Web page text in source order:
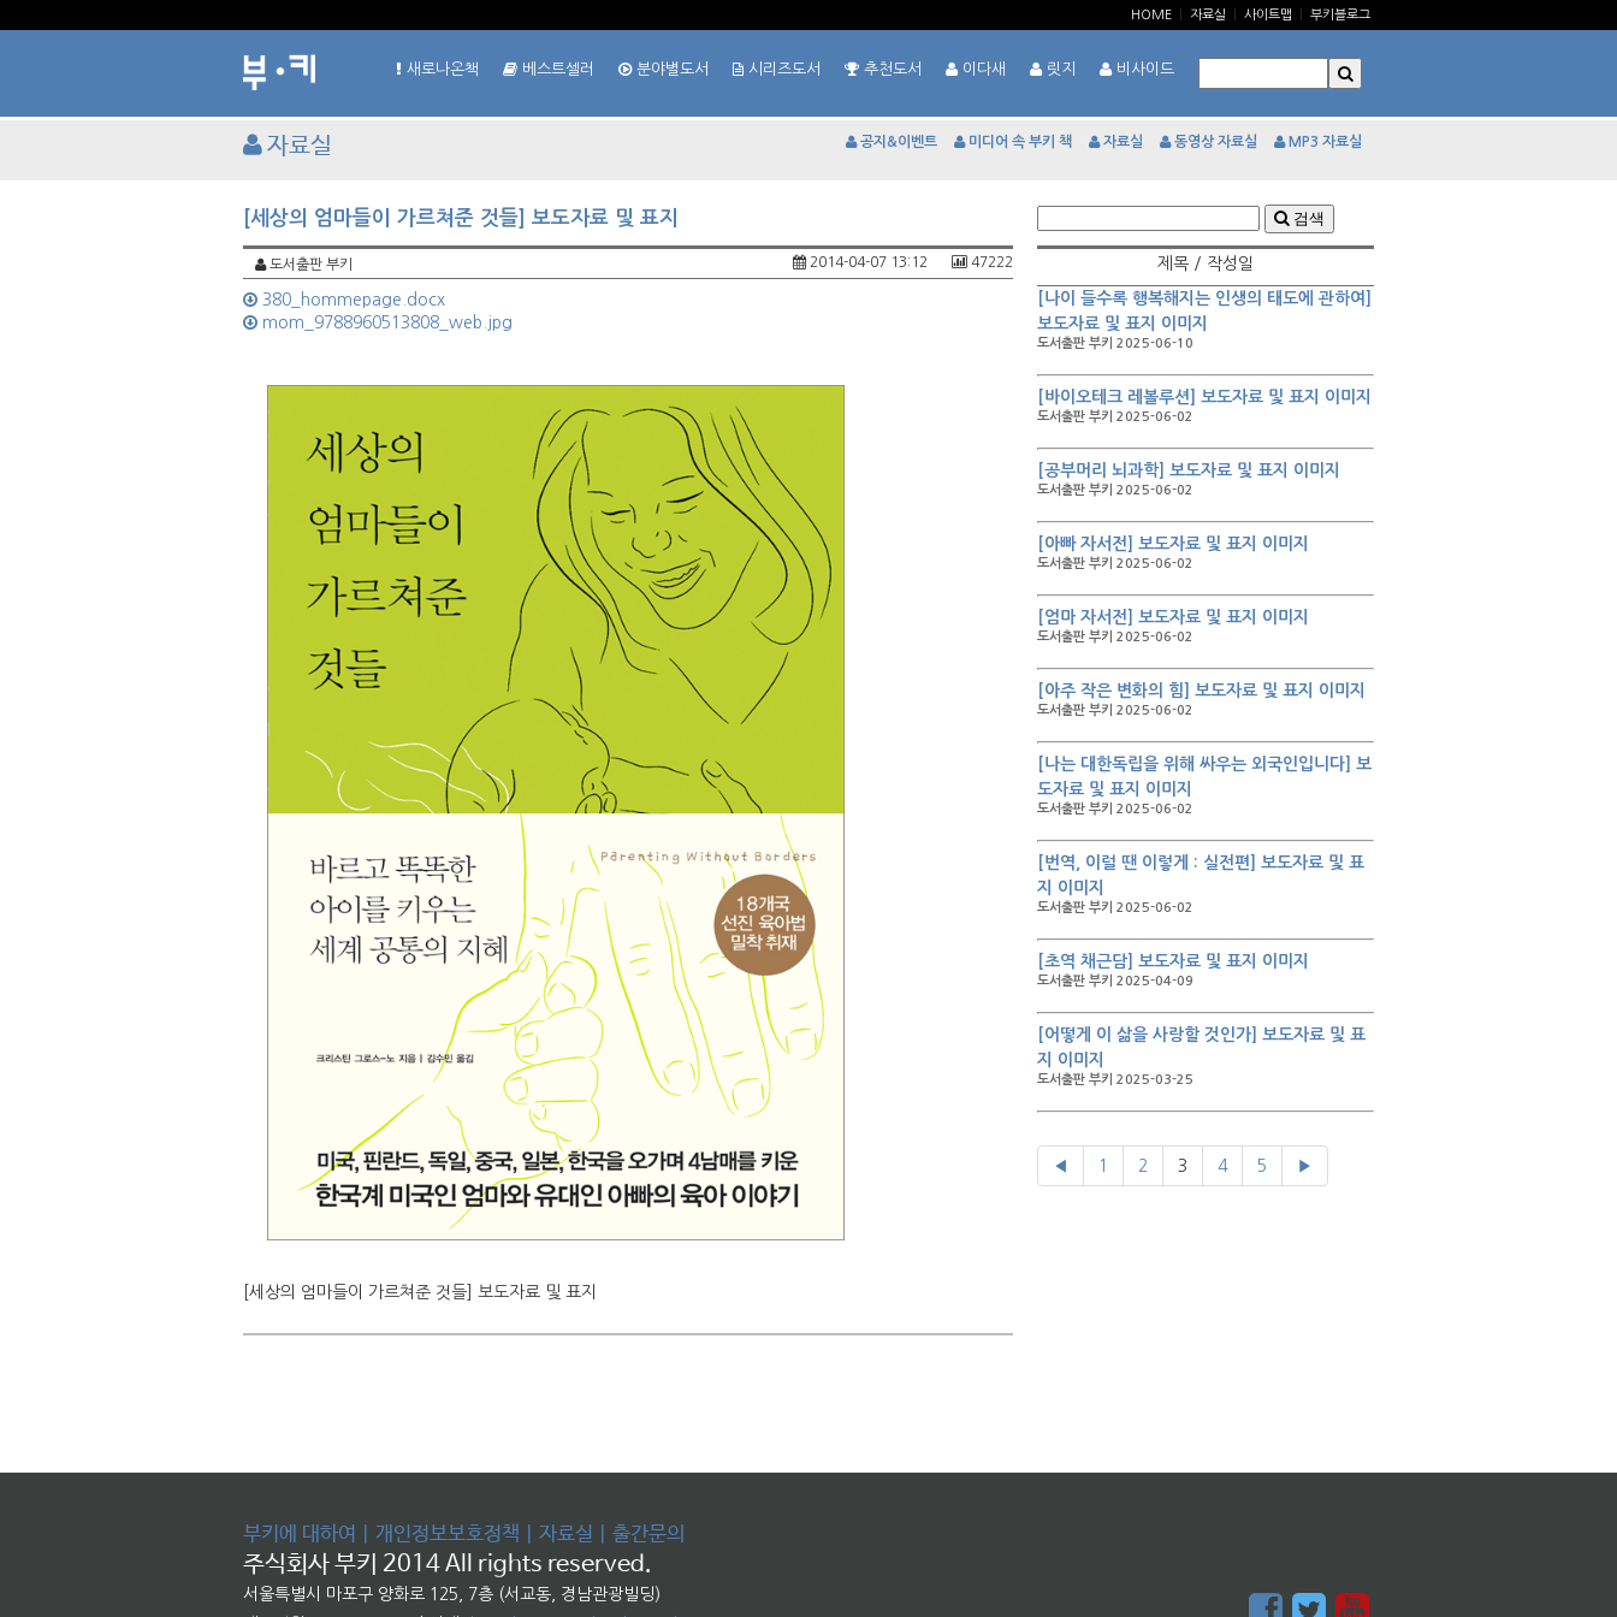
HOME 자료실 사이트맵 부키블로그
새로나온책 베스트셀러 분야별도서 시리즈도서 추천도서 이다새 릿지 비사이드
자료실 공지&이벤트 미디어 속 부키 책 자료실 동영상 자료실 MP3 자료실
[세상의 엄마들이 가르쳐준 것들] 보도자료 및 표지
도서출판 부키 47222
2014-04-07 13:12
380_hommepage.docx
mom_9788960513808_web.jpg
[세상의 엄마들이 가르쳐준 것들] 보도자료 및 표지
검색
제목 / 작성일
[나이 들수록 행복해지는 인생의 태도에 관하여]
보도자료 및 표지 이미지
도서출판 부키 2025-06-10
[바이오테크 레볼루션] 보도자료 및 표지 이미지
도서출판 부키 2025-06-02
[공부머리 뇌과학] 보도자료 및 표지 이미지
도서출판 부키 2025-06-02
[아빠 자서전] 보도자료 및 표지 이미지
도서출판 부키 2025-06-02
[엄마 자서전] 보도자료 및 표지 이미지
도서출판 부키 2025-06-02
[아주 작은 변화의 힘] 보도자료 및 표지 이미지
도서출판 부키 2025-06-02
[나는 대한독립을 위해 싸우는 외국인입니다] 보
도자료 및 표지 이미지
도서출판 부키 2025-06-02
[번역, 이럴 땐 이렇게 : 실전편] 보도자료 및 표
지 이미지
도서출판 부키 2025-06-02
[초역 채근담] 보도자료 및 표지 이미지
도서출판 부키 2025-04-09
[어떻게 이 삶을 사랑할 것인가] 보도자료 및 표
지 이미지
도서출판 부키 2025-03-25
◀ 1 2 3 4 5 ▶
부키에 대하여 개인정보보호정책 자료실 출간문의
주식회사 부키 2014 All rights reserved.
서울특별시 마포구 양화로 125, 7층 (서교동, 경남관광빌딩)